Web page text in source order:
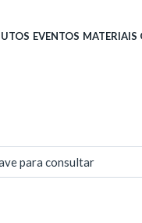
EVENTOS MATERIAIS
para consultar